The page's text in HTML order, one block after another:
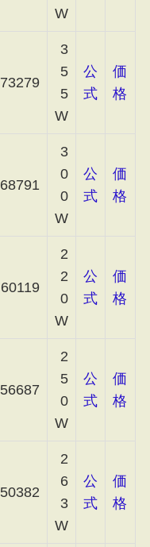
W
73279
3
5
5
W
公
式
価
格
68791
3
0
0
W
公
式
価
格
60119
2
2
0
W
公
式
価
格
56687
2
5
0
W
公
式
価
格
50382
2
6
3
W
公
式
価
格